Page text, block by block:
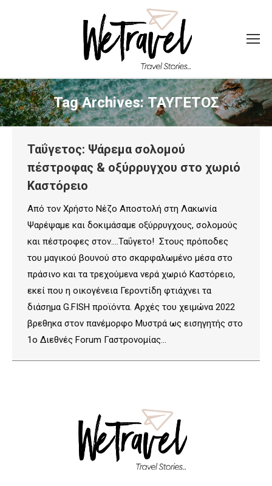
Tag Archives:ΤΑΥΓΕΤΟΣ
Ταΰγετος: Ψάρεμα σολομού
πέστροφας & οξύρρυγχου στο χωριό
Καστόρειο
Από τον Χρήστο Νέζο Αποστολή στη Λακωνία
Ψαρέψαμε και δοκιμάσαμε οξύρρυγχους, σολομούς
και πέστροφες στον….Ταΰγετο! Στους πρόποδες
του μαγικού βουνού στο σκαρφαλωμένο μέσα στο
πράσινο και τα τρεχούμενα νερά χωριό Καστόρειο,
εκεί που η οικογένεια Γεροντίδη φτιάχνει τα
διάσημα G.FISH προϊόντα. Αρχές του χειμώνα 2022
βρεθηκα στον πανέμορφο Μυστρά ως εισηγητής στο
1ο Διεθνές Forum Γαστρονομίας…